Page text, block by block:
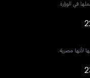
في الوزارة.
لأنها مصرية.